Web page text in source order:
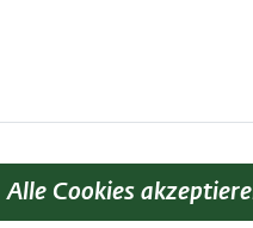
Alle Cookies